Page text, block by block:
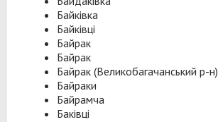
Байківка
Байківці
Байрак
Байрак
Байрак (Великобагачанський р-н)
Байраки
Байрамча
Баківці